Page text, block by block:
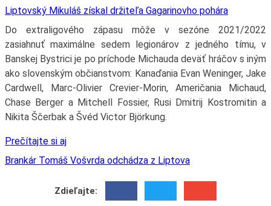
Liptovský Mikuláš získal držiteľa Gagarinovho pohára
Do extraligového zápasu môže v sezóne 2021/2022
zasiahnuť maximálne sedem legionárov z jedného tímu, v
Banskej Bystrici je po príchode Michauda deväť hráčov s iným
ako slovenským občianstvom: Kanaďania Evan Weninger, Jake
Cardwell, Marc-Olivier Crevier-Morin, Američania Michaud,
Chase Berger a Mitchell Fossier, Rusi Dmitrij Kostromitin a
Nikita Ščerbak a Švéd Victor Björkung.
Prečítajte si aj
Brankár Tomáš Vošvrda odchádza z Liptova
Zdieľajte: